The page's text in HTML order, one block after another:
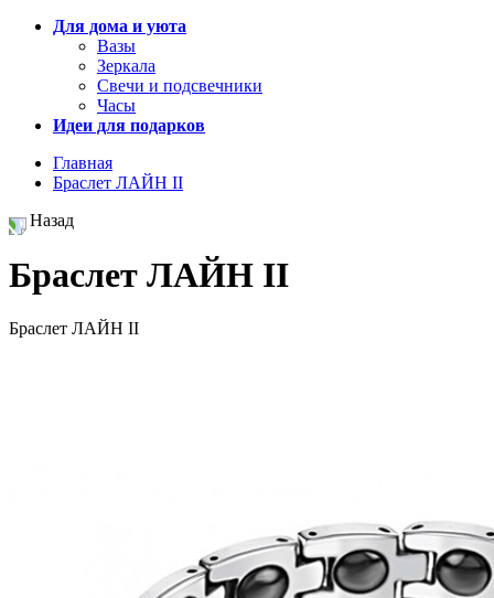
Для дома и уюта
Вазы
Зеркала
Свечи и подсвечники
Часы
Идеи для подарков
Главная
Браслет ЛАЙН II
Назад
Браслет ЛАЙН II
Браслет ЛАЙН II